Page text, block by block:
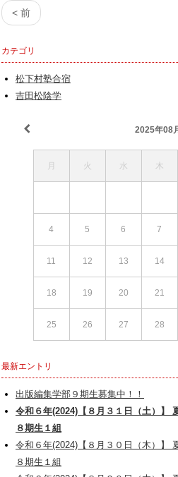
< 前
カテゴリ
松下村塾合宿
吉田松陰学
2025年08
月 火 水 木
4 5 6 7
11 12 13 14
18 19 20 21
25 26 27 28
最新エントリ
出版編集学部９期生募集中！！
令和６年(2024)【８月３１日（土）】
８期生１組
令和６年(2024)【８月３０日（木）】
８期生１組